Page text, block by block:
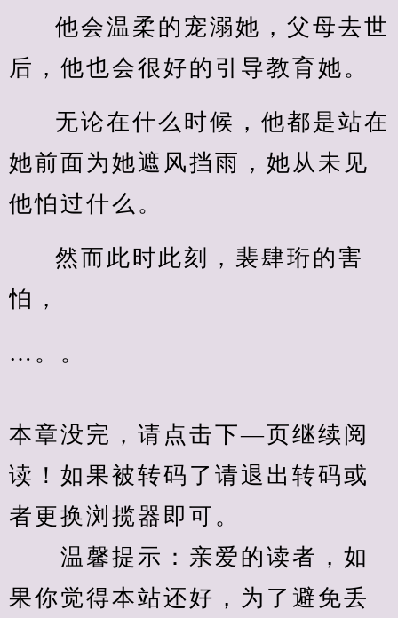
他会温柔的宠溺她，父母去世
后，他也会很好的引导教育她。
无论在什么时候，他都是站在
她前面为她遮风挡雨，她从未见
他怕过什么。
然而此时此刻，裴肆珩的害
怕，
…。。
本章没完，请点击下—页继续阅
读！如果被转码了请退出转码或
者更换浏揽器即可。
温馨提示：亲爱的读者，如
果你觉得本站还好，为了避免丢